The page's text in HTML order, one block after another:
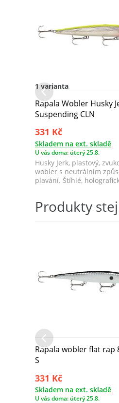
1 varianta
Rapala Wobler Husky
Suspending CLN
331 Kč
Skladem na ext. skladě
U vás doma: úterý 25.8.
Husky Jerk, plastový,
wobler s neutrálním
plavání. Štíhlé,
Produkty
Rapala wobler flat rap
S
331 Kč
Skladem na ext. skladě
U vás doma: úterý 25.8.